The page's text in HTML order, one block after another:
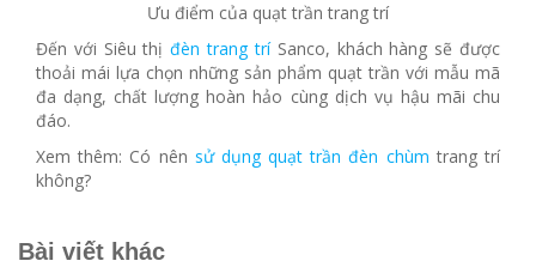
Ưu điểm của quạt trần trang trí
Đến với Siêu thịđèn trang tríSanco, khách hàng sẽ được
thoải mái lựa chọn những sản phẩm quạt trần với mẫu mã
đa dạng, chất lượng hoàn hảo cùng dịch vụ hậu mãi chu
đáo.
Xem thêm: Có nên sử dụng quạt trần đèn chùm trang trí
không?
Bài viết khác